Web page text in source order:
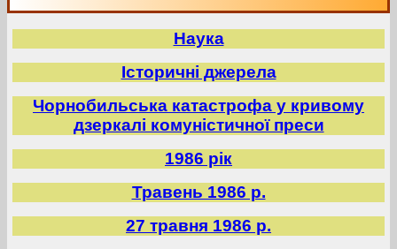
Наука
Історичні джерела
Чорнобильська катастрофа у кривому
дзеркалі комуністичної преси
1986 рік
Травень 1986 р.
27 травня 1986 р.